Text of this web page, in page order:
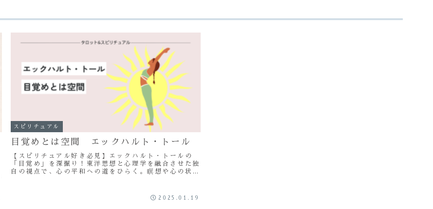
スピリチュアル
目覚めとは空間 エックハルト・トール
【スピリチュアル好き必見】エックハルト・トールの
「目覚め」を深掘り！東洋思想と心理学を融合させた独
自の視点で、心の平和への道をひらく。瞑想や心の状態
2025.01.19